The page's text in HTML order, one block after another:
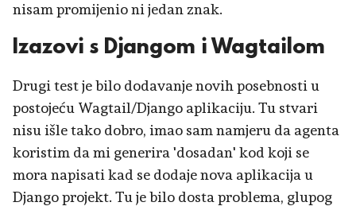
nisam promijenio ni jedan znak.
Izazovi s Djangom i Wagtailom
Drugi test je bilo dodavanje novih posebnosti u
postojeću Wagtail/Django aplikaciju. Tu stvari
nisu išle tako dobro, imao sam namjeru da agenta
koristim da mi generira 'dosadan' kod koji se
mora napisati kad se dodaje nova aplikacija u
Django projekt. Tu je bilo dosta problema, glupog